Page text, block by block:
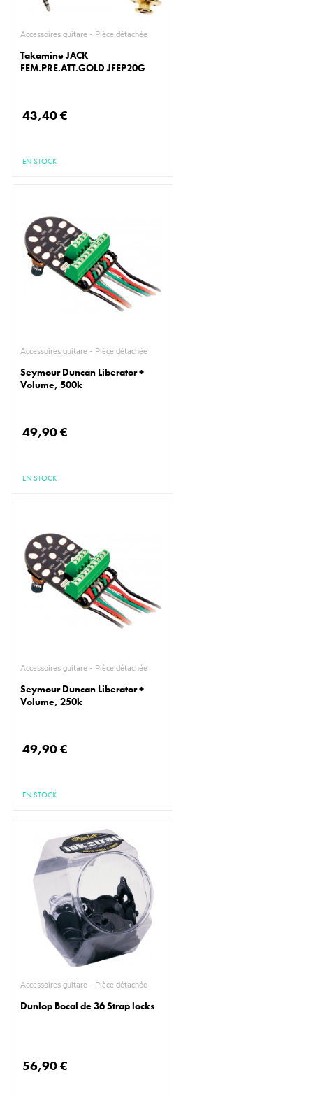
Accessoires guitare - Pièce détachée
Takamine JACK
FEM.PRE.ATT.GOLD JFEP20G
43,40 €
EN STOCK
Accessoires guitare - Pièce détachée
Seymour Duncan Liberator +
Volume, 500k
49,90 €
EN STOCK
Accessoires guitare - Pièce détachée
Seymour Duncan Liberator +
Volume, 250k
49,90 €
EN STOCK
Accessoires guitare - Pièce détachée
Dunlop Bocal de 36 Strap locks
56,90 €